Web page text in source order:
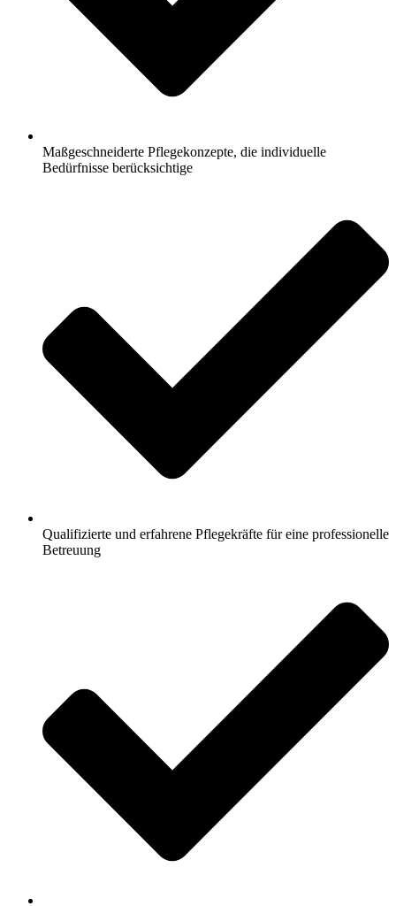
Maßgeschneiderte Pflegekonzepte, die individuelle
Bedürfnisse berücksichtige
Qualifizierte und erfahrene Pflegekräfte für eine professionelle
Betreuung